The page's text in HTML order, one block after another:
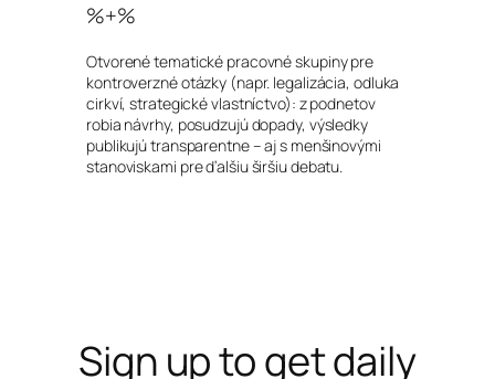
%+%
Otvorené tematické pracovné skupiny pre
kontroverzné otázky (napr. legalizácia, odluka
cirkví, strategické vlastníctvo): z podnetov
robia návrhy, posudzujú dopady, výsledky
publikujú transparentne – aj s menšinovými
stanoviskami pre ďalšiu širšiu debatu.
Sign up to get daily